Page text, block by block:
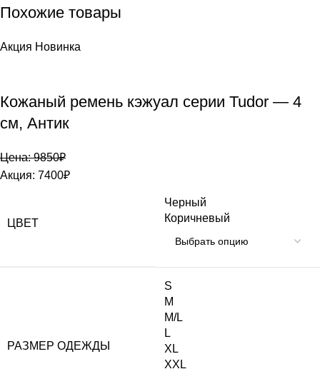
Похожие товары
Акция Новинка
Кожаный ремень кэжуал серии Tudor — 4
см, Антик
Цена:9850₽
Акция: 7400₽
ЦВЕТ
Черный
Коричневый
РАЗМЕР ОДЕЖДЫ
S
M
M/L
L
XL
XXL